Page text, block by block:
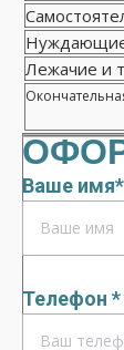
Лежачие и
Ваше имя*
Телефон *